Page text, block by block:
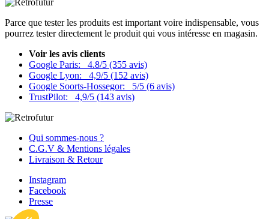
Parce que tester les produits est important voire indispensable, vous
pourrez tester directement le produit qui vous intéresse en magasin.
Voir les avis clients
Google Paris:
4.8/5 (355 avis)
Google Lyon:
4,9/5 (152 avis)
Google Soorts-Hossegor:
5/5 (6 avis)
TrustPilot:
4,9/5 (143 avis)
Qui sommes-nous ?
C.G.V & Mentions légales
Livraison & Retour
Instagram
Facebook
Presse